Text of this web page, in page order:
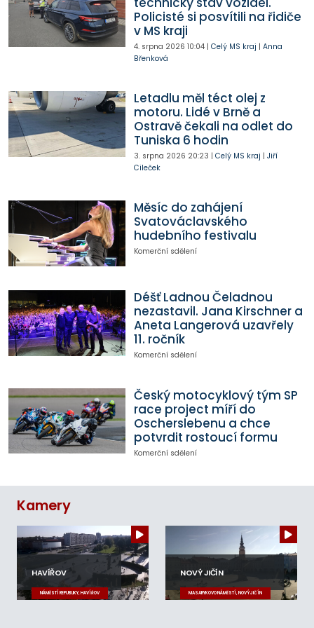
Policisté si posvítili na řidiče
v MS kraji
4. srpna 2026 10:04| Celý MS kraj | Anna
Břenková
Letadlu měl téct olej z
motoru. Lidé v Brně a
Ostravě čekali na odlet do
Tuniska 6 hodin
3. srpna 2026 20:23 | Celý MS kraj | Jiří
Cileček
Měsíc do zahájení
Svatováclavského
hudebního festivalu
Komerční sdělení
Déšť Ladnou Čeladnou
nezastavil. Jana Kirschner a
Aneta Langerová uzavřely
11. ročník
Komerční sdělení
Český motocyklový tým SP
race project míří do
Oscherslebenu a chce
potvrdit rostoucí formu
Komerční sdělení
Kamery
HAVÍŘOV
NÁMĚSTÍ REPUBLIKY, HAVÍŘOV
NOVÝ JIČÍN
MASARYKOVO NÁMĚSTÍ, NOVÝ JIČÍN